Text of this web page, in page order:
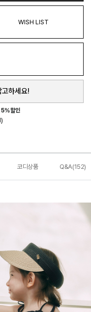
WISH LIST
하세요!
5%할인
코디상품 Q&A(152)